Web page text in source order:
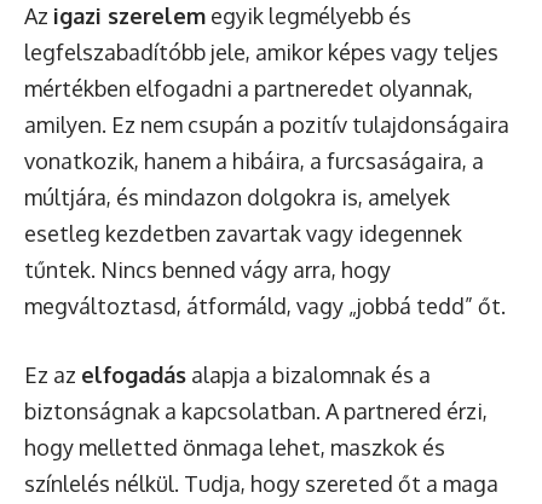
Az igazi szerelem egyik legmélyebb és
legfelszabadítóbb jele, amikor képes vagy teljes
mértékben elfogadni a partneredet olyannak,
amilyen. Ez nem csupán a pozitív tulajdonságaira
vonatkozik, hanem a hibáira, a furcsaságaira, a
múltjára, és mindazon dolgokra is, amelyek
esetleg kezdetben zavartak vagy idegennek
tűntek. Nincs benned vágy arra, hogy
megváltoztasd, átformáld, vagy „jobbá tedd” őt.
Ez az elfogadás alapja a bizalomnak és a
biztonságnak a kapcsolatban. A partnered érzi,
hogy melletted önmaga lehet, maszkok és
színlelés nélkül. Tudja, hogy szereted őt a maga